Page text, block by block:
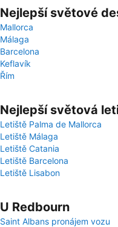
Nejlepší světové
Mallorca
Málaga
Barcelona
Keflavík
Řím
Nejlepší světová
Letiště Palma de Mallorca
Letiště Málaga
Letiště Catania
Letiště Barcelona
Letiště Lisabon
U Redbourn
Saint Albans pronájem vozu